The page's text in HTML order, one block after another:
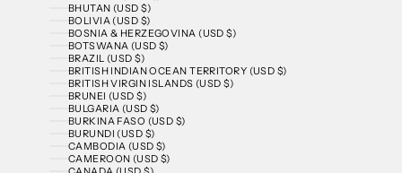
BHUTAN (USD $)
BOLIVIA (USD $)
BOSNIA & HERZEGOVINA (USD $)
BOTSWANA (USD $)
BRAZIL (USD $)
BRITISH INDIAN OCEAN TERRITORY (USD $)
BRITISH VIRGIN ISLANDS (USD $)
BRUNEI (USD $)
BULGARIA (USD $)
BURKINA FASO (USD $)
BURUNDI (USD $)
CAMBODIA (USD $)
CAMEROON (USD $)